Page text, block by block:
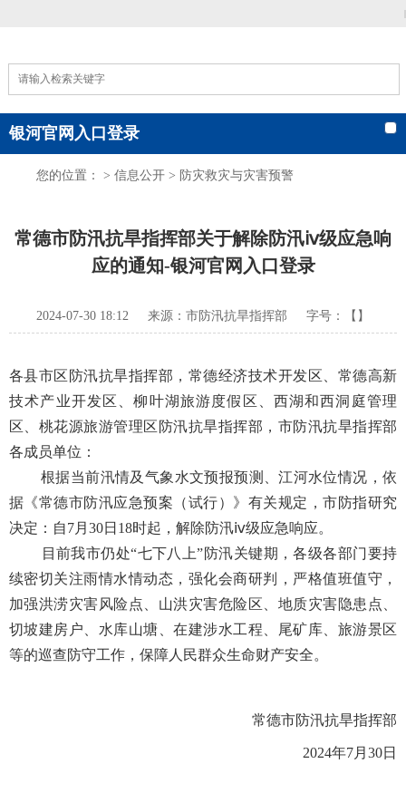
|
银河官网入口登录
您的位置： > 信息公开 > 防灾救灾与灾害预警
常德市防汛抗旱指挥部关于解除防汛ⅳ级应急响
应的通知-银河官网入口登录
2024-07-30 18:12 来源：市防汛抗旱指挥部 字号：【】
各县市区防汛抗旱指挥部，常德经济技术开发区、常德高新
技术产业开发区、柳叶湖旅游度假区、西湖和西洞庭管理
区、桃花源旅游管理区防汛抗旱指挥部，市防汛抗旱指挥部
各成员单位：
根据当前汛情及气象水文预报预测、江河水位情况，依
据《常德市防汛应急预案（试行）》有关规定，市防指研究
决定：自7月30日18时起，解除防汛ⅳ级应急响应。
目前我市仍处“七下八上”防汛关键期，各级各部门要持
续密切关注雨情水情动态，强化会商研判，严格值班值守，
加强洪涝灾害风险点、山洪灾害危险区、地质灾害隐患点、
切坡建房户、水库山塘、在建涉水工程、尾矿库、旅游景区
等的巡查防守工作，保障人民群众生命财产安全。
常德市防汛抗旱指挥部
2024年7月30日